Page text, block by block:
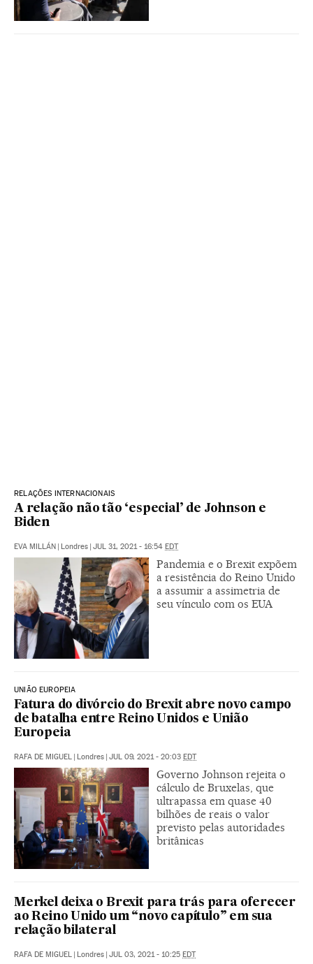
RELAÇÕES INTERNACIONAIS
A relação não tão ‘especial’ de Johnson e
Biden
EVA MILLÁN | Londres | JUL 31, 2021 - 16:54 EDT
Pandemia e o Brexit expõem
a resistência do Reino Unido
a assumir a assimetria de
seu vínculo com os EUA
UNIÃO EUROPEIA
Fatura do divórcio do Brexit abre novo campo
de batalha entre Reino Unidos e União
Europeia
RAFA DE MIGUEL | Londres | JUL 09, 2021 - 20:03 EDT
Governo Johnson rejeita o
cálculo de Bruxelas, que
ultrapassa em quase 40
bilhões de reais o valor
previsto pelas autoridades
britânicas
Merkel deixa o Brexit para trás para oferecer
ao Reino Unido um “novo capítulo” em sua
relação bilateral
RAFA DE MIGUEL | Londres | JUL 03, 2021 - 10:25 EDT